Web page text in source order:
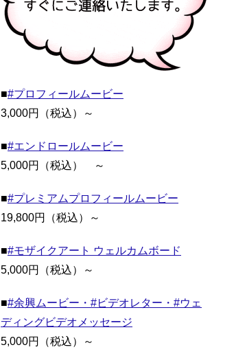
■#プロフィールムービー
3,000円（税込）～
■#エンドロールムービー
5,000円（税込） ～
■#プレミアムプロフィールムービー
19,800円（税込）～
■#モザイクアート ウェルカムボード
5,000円（税込）～
■#余興ムービー・#ビデオレター・#ウェ
ディングビデオメッセージ
5,000円（税込）～